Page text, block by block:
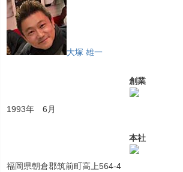
大塚 雄一
創業
1993年 6月
本社
福岡県朝倉郡筑前町高上564-4